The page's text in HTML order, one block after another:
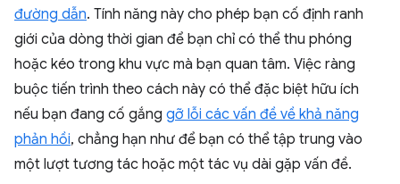
đường dẫn. Tính năng này cho phép bạn cố định ranh
giới của dòng thời gian để bạn chỉ có thể thu phóng
hoặc kéo trong khu vực mà bạn quan tâm. Việc ràng
buộc tiến trình theo cách này có thể đặc biệt hữu ích
nếu bạn đang cố gắng gỡ lỗi các vấn đề về khả năng
phản hồi, chẳng hạn như để bạn có thể tập trung vào
một lượt tương tác hoặc một tác vụ dài gặp vấn đề.